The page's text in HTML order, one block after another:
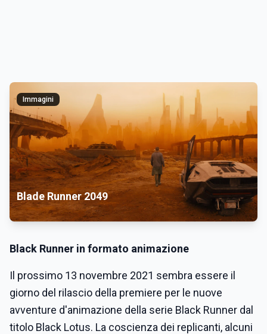
Immagini
Blade Runner 2049
Black Runner in formato animazione
Il prossimo 13 novembre 2021 sembra essere il
giorno del rilascio della premiere per le nuove
avventure d'animazione della serie Black Runner dal
titolo Black Lotus. La coscienza dei replicanti, alcuni